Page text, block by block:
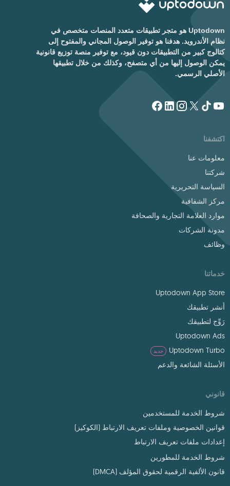
Uptodown هو متجر تطبيقات متعدد المنصات متخصص في
نظام الأندرويد. هدفنا هو توفير الوصول المجاني والمفتوح إلى
كتالوج كبير من التطبيقات دون قيود، مع توفير منصة توزيع قانونية
يمكن الوصول إليها من أي متصفح، وكذلك من خلال تطبيقها
الأصلي الرسمي.
اكتشفنا
معلومات عنا
شركتنا
السياسة التحريرية
مركز الشفافية
موارد العلامة التجارية والصحافة
مدونة الشركات
وظائف
خدماتنا
Uptodown App Store
أنشر تطبيقك
رَوِّج لتطبيقك
Uptodown Ads
Uptodown Turbo
جديد
الأسئلة الشائعة والدعم
قانوني
شروط الخدمة للمستخدمين
قوانين الخصوصية وملفات تعريف الارتباط (الكوكيز)
إعدادات ملفات تعريف الارتباط
شروط الخدمة للمطورين
قانون الألفية الرقمية لحقوق المؤلف (DMCA)